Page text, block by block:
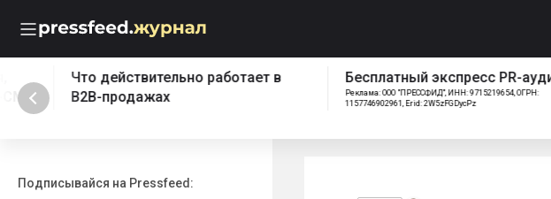
Что действительно работает в
B2B-продажах
Бесплатный экспресс PR-аудит
Реклама: ООО "ПРЕССФИД", ИНН: 9715219654, ОГРН:
1157746902961, Erid: 2W5zFGDycPz
Подписывайся на Pressfeed: